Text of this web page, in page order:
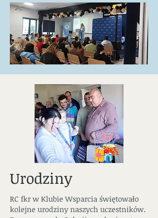
Urodziny
RC fkr w Klubie Wsparcia świętowało
kolejne urodziny naszych uczestników.